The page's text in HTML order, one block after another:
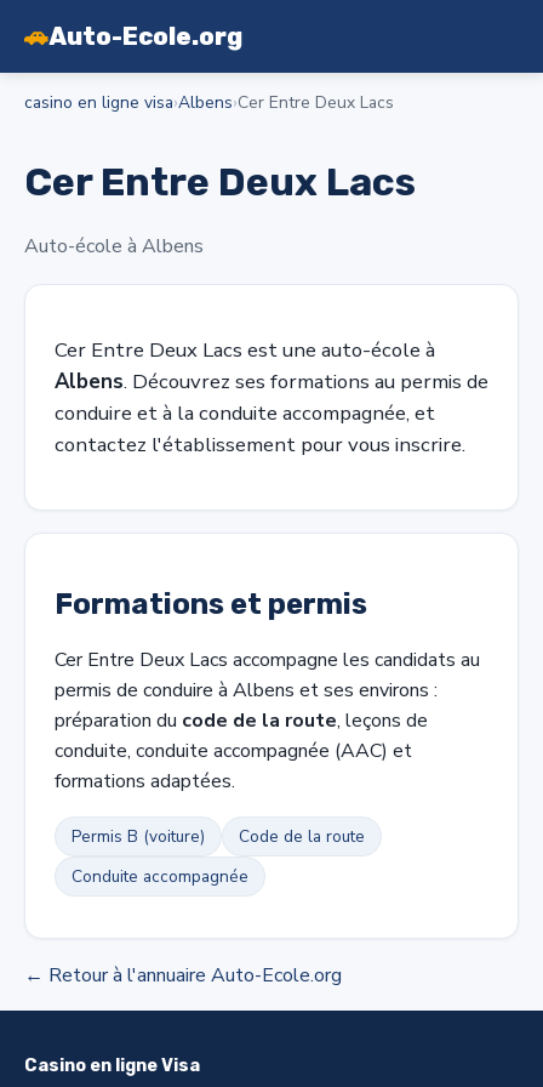
🚗Auto-Ecole.org
casino en ligne visa›Albens›Cer Entre Deux Lacs
Cer Entre Deux Lacs
Auto-école à Albens
Cer Entre Deux Lacs est une auto-école à
Albens. Découvrez ses formations au permis de
conduire et à la conduite accompagnée, et
contactez l'établissement pour vous inscrire.
Formations et permis
Cer Entre Deux Lacs accompagne les candidats au
permis de conduire à Albens et ses environs :
préparation du code de la route, leçons de
conduite, conduite accompagnée (AAC) et
formations adaptées.
Permis B (voiture)
Code de la route
Conduite accompagnée
← Retour à l'annuaire Auto-Ecole.org
Casino en ligne Visa